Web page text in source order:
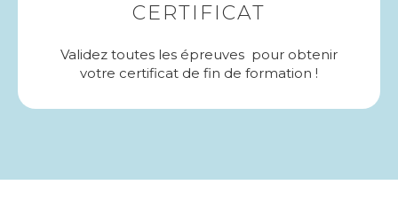
CERTIFICAT
Validez toutes les épreuves pour obtenir
votre certificat de fin de formation !